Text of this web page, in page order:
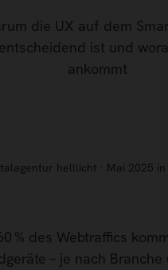
die UX auf dem
ist und
ankommt
helllicht · Mai 2025 in
% des Webtraffics
– je nach Branche